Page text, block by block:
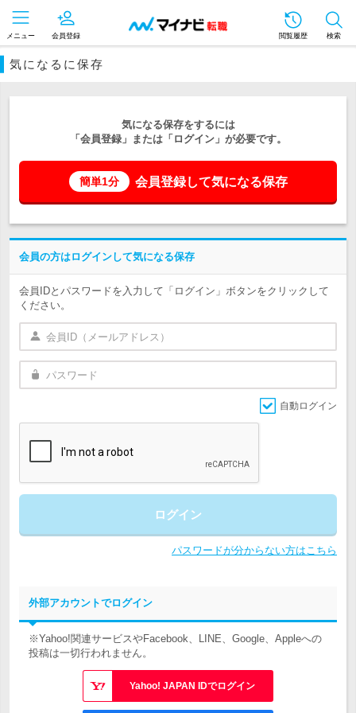
メニュー 会員登録 閲覧履歴 検索
気になるに保存
気になる保存をするには
「会員登録」または「ログイン」が必要です。
簡単1分 会員登録して気になる保存
会員の方はログインして気になる保存
会員IDとパスワードを入力して「ログイン」ボタンをクリックして
ください。
自動ログイン
ログイン
パスワードが分からない方はこちら
外部アカウントでログイン
※Yahoo!関連サービスやFacebook、LINE、Google、Appleへの
投稿は一切行われません。
Yahoo! JAPAN IDでログイン